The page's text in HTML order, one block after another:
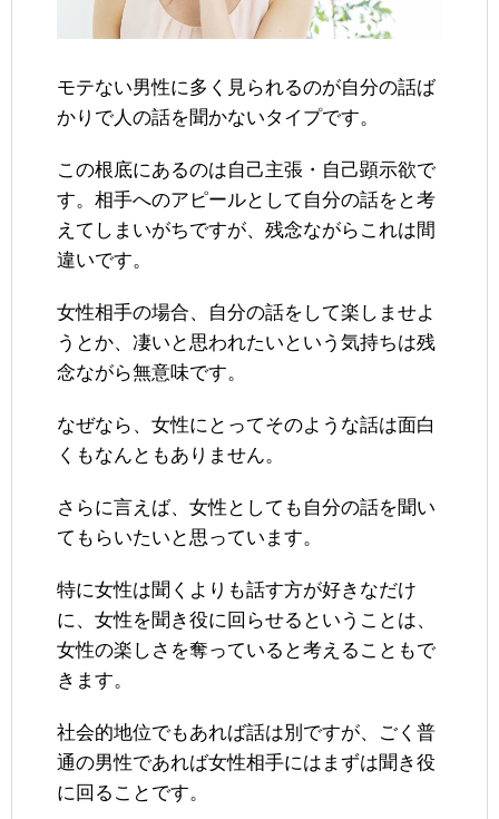
モテない男性に多く見られるのが自分の話ば
かりで人の話を聞かないタイプです。
この根底にあるのは自己主張・自己顕示欲で
す。相手へのアピールとして自分の話をと考
えてしまいがちですが、残念ながらこれは間
違いです。
女性相手の場合、自分の話をして楽しませよ
うとか、凄いと思われたいという気持ちは残
念ながら無意味です。
なぜなら、女性にとってそのような話は面白
くもなんともありません。
さらに言えば、女性としても自分の話を聞い
てもらいたいと思っています。
特に女性は聞くよりも話す方が好きなだけ
に、女性を聞き役に回らせるということは、
女性の楽しさを奪っていると考えることもで
きます。
社会的地位でもあれば話は別ですが、ごく普
通の男性であれば女性相手にはまずは聞き役
に回ることです。